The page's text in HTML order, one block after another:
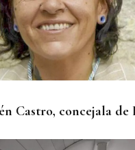
Castro, concejala de